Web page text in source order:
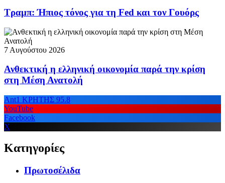
Τραμπ: Ήπιος τόνος για τη Fed και τον Γουόρς
7 Αυγούστου 2026
Ανθεκτική η ελληνική οικονομία παρά την κρίση
στη Μέση Ανατολή
Ant1 ΚΡΗΤΗΣ 95.8
YouTube
Facebook
X
Κατηγορίες
Πρωτοσέλιδα